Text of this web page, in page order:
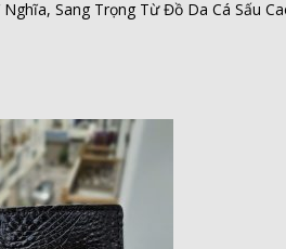
Nghĩa, Sang Trọng Từ Đồ Da Cá Sấu